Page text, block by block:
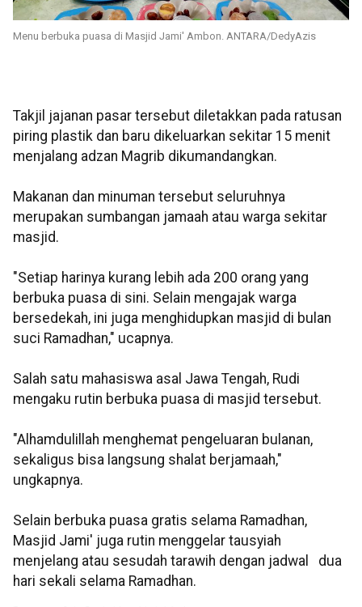
Menu berbuka puasa di Masjid Jami' Ambon. ANTARA/DedyAzis
Takjil jajanan pasar tersebut diletakkan pada ratusan
piring plastik dan baru dikeluarkan sekitar 15 menit
menjalang adzan Magrib dikumandangkan.
Makanan dan minuman tersebut seluruhnya
merupakan sumbangan jamaah atau warga sekitar
masjid.
"Setiap harinya kurang lebih ada 200 orang yang
berbuka puasa di sini. Selain mengajak warga
bersedekah, ini juga menghidupkan masjid di bulan
suci Ramadhan," ucapnya.
Salah satu mahasiswa asal Jawa Tengah, Rudi
mengaku rutin berbuka puasa di masjid tersebut.
"Alhamdulillah menghemat pengeluaran bulanan,
sekaligus bisa langsung shalat berjamaah,"
ungkapnya.
Selain berbuka puasa gratis selama Ramadhan,
Masjid Jami' juga rutin menggelar tausyiah
menjelang atau sesudah tarawih dengan jadwal dua
hari sekali selama Ramadhan.